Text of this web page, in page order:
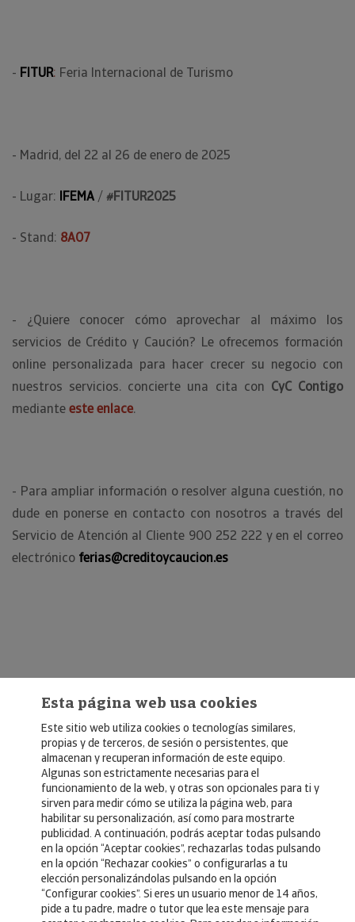
- FITUR: Feria Internacional de Turismo
- Madrid, del 22 al 26 de enero de 2025
- Lugar: IFEMA /#FITUR2025
- Stand: 8A07
- ¿Quiere conocer cómo aprovechar al máximo los
servicios de Crédito y Caución? Le ofrecemos formación
online personalizada para hacer crecer su negocio con
nuestros servicios. concierte una cita con CyC Contigo
medianteeste enlace.
- Para ampliar información o resolver alguna cuestión, no
dude en ponerse en contacto con nosotros a través del
Servicio de Atención al Cliente 900 252 222 y en el correo
electrónico ferias@creditoycaucion.es
© Copyright 2026, Crédito y Caución
Aviso Legal
Política de Privacidad
RGPD
Política de Cookies
Esta página web usa cookies
Este sitio web utiliza cookies o tecnologías similares,
propias y de terceros, de sesión o persistentes, que
almacenan y recuperan información de este equipo.
Algunas son estrictamente necesarias para el
funcionamiento de la web, y otras son opcionales para ti y
sirven para medir cómo se utiliza la página web, para
habilitar su personalización, así como para mostrarte
publicidad. A continuación, podrás aceptar todas pulsando
en la opción “Aceptar cookies”, rechazarlas todas pulsando
en la opción “Rechazar cookies” o configurarlas a tu
elección personalizándolas pulsando en la opción
“Configurar cookies”. Si eres un usuario menor de 14 años,
pide a tu padre, madre o tutor que lea este mensaje para